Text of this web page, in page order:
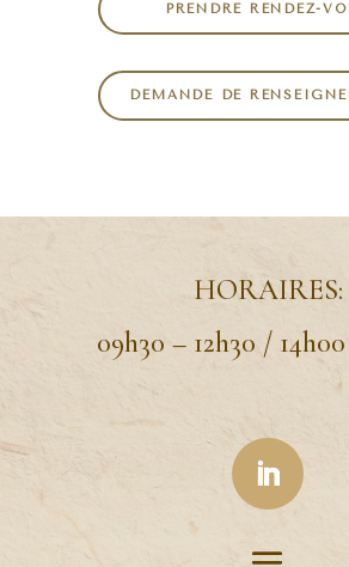
PRENDRE RENDEZ-
DEMANDE DE
HORAIRES:
09h30 – 12h30 /